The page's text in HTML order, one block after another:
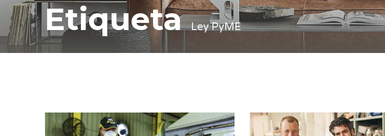
EtiquetaLey PyME